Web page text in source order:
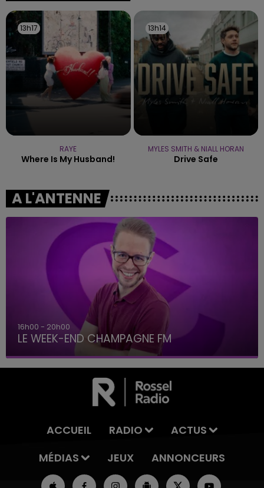
13h17
13h17
RAYE
Where Is My Husband!
13h14
13h14
MYLES SMITH & NIALL HORAN
Drive Safe
A L'ANTENNE
7h00 - 12h00
LE WEEK-END CHAMPAGNE FM
ACCUEIL RADIO
ACTUS
MÉDIAS
JEUX ANNONCEURS